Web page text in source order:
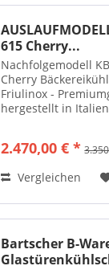
615 Cherry...
Nachfolgemodell
Cherry
Friulinox -
hergestellt in
2.470,00 € *
Vergleichen
Bartscher B-